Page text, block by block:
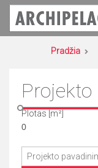
Eiti
turinio
Archipelag
Namų projektai
Pradžia
Projekto
Plotas [m²]